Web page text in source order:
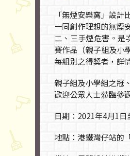
「無煙安樂窩」設
一同創作理想的無煙
二、三手煙危害。是
賽作品（親子組及小
每組別之得獎者，詳
親子組及小學組之冠
歡迎公眾人士蒞臨參
日期：2021年4月1日
地點：港鐵灣仔站的